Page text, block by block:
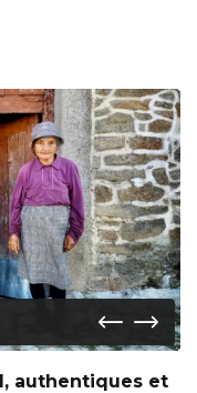
authentiques et